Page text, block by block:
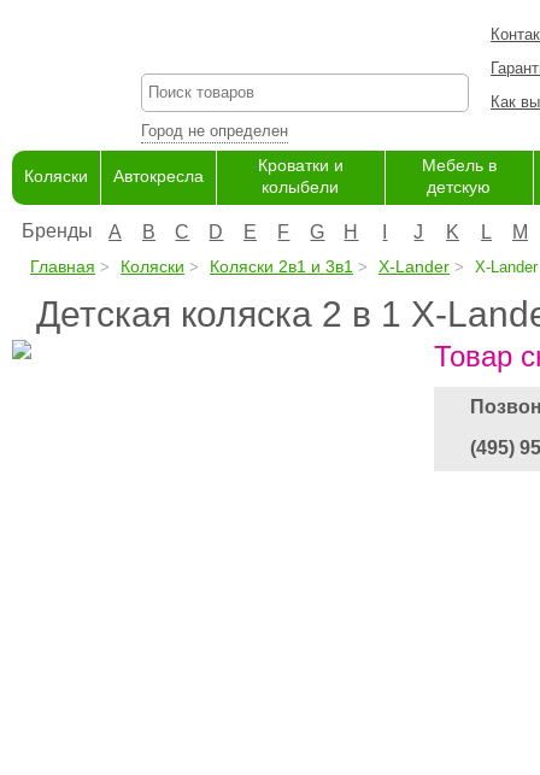
Город не определен
Как
Коляски Автокресла
Кроватки и
колыбели
Мебель в
детскую
Бренды A B C D E F G H J K L M
Главная Коляски Коляски 2в1 и 3в1 X-Lander X-
Детская коляска 2 в 1 X-
Товар
(495)